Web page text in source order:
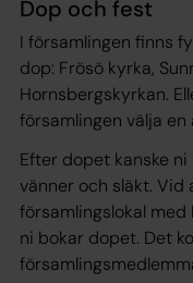
Dop och fest
I församlingen finns
dop: Frösö kyrka,
Hornsbergskyrkan.
församlingen välja en
Efter dopet kanske
vänner och släkt. Vid
församlingslokal
ni bokar dopet. Det